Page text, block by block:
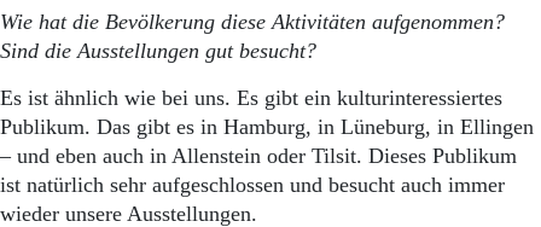
Wie hat die Bevölkerung diese Aktivitäten aufgenommen?
Sind die Ausstellungen gut besucht?
Es ist ähnlich wie bei uns. Es gibt ein kulturinteressiertes
Publikum. Das gibt es in Hamburg, in Lüneburg, in Ellingen
– und eben auch in Allenstein oder Tilsit. Dieses Publikum
ist natürlich sehr aufgeschlossen und besucht auch immer
wieder unsere Ausstellungen.